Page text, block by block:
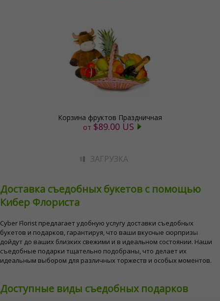
Корзина фруктов Праздничная
от $89.00 US
ЗАГРУЗКА
Доставка съедобных букетов с помощью
Кибер Флориста
Cyber ​​Florist предлагает удобную услугу доставки съедобных
букетов и подарков, гарантируя, что ваши вкусные сюрпризы
дойдут до ваших близких свежими и в идеальном состоянии. Наши
съедобные подарки тщательно подобраны, что делает их
идеальным выбором для различных торжеств и особых моментов.
Доступные виды съедобных подарков